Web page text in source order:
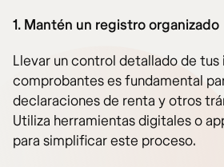
1. Mantén un registro organizado
Llevar un control detallado de tus
comprobantes es fundamental
declaraciones de renta y otros
Utiliza herramientas digitales o
para simplificar este proceso.